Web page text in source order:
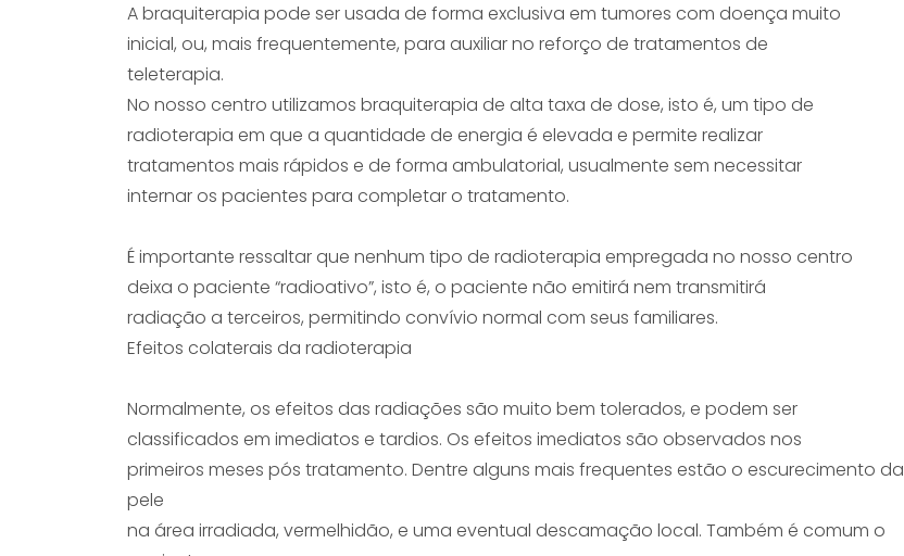
A braquiterapia pode ser usada de forma exclusiva em tumores com doença muito
inicial, ou, mais frequentemente, para auxiliar no reforço de tratamentos de
teleterapia.
No nosso centro utilizamos braquiterapia de alta taxa de dose, isto é, um tipo de
radioterapia em que a quantidade de energia é elevada e permite realizar
tratamentos mais rápidos e de forma ambulatorial, usualmente sem necessitar
internar os pacientes para completar o tratamento.
É importante ressaltar que nenhum tipo de radioterapia empregada no nosso centro
deixa o paciente “radioativo”, isto é, o paciente não emitirá nem transmitirá
radiação a terceiros, permitindo convívio normal com seus familiares.
Efeitos colaterais da radioterapia
Normalmente, os efeitos das radiações são muito bem tolerados, e podem ser
classificados em imediatos e tardios. Os efeitos imediatos são observados nos
primeiros meses pós tratamento. Dentre alguns mais frequentes estão o escurecimento da
pele
na área irradiada, vermelhidão, e uma eventual descamação local. Também é comum o